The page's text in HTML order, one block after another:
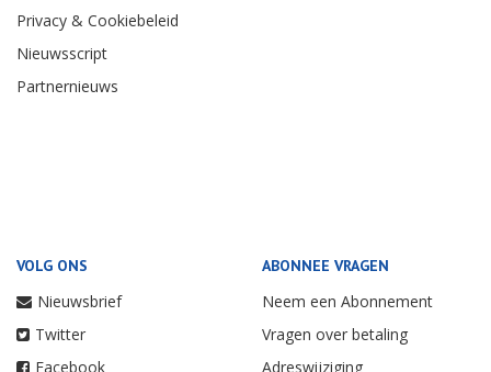
Privacy & Cookiebeleid
Nieuwsscript
Partnernieuws
VOLG ONS
Nieuwsbrief
Twitter
Facebook
ABONNEE VRAGEN
Neem een Abonnement
Vragen over betaling
Adreswijziging